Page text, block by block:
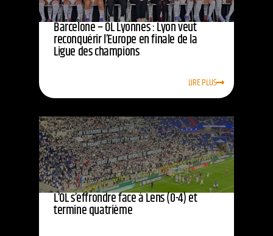
Barcelone – OL Lyonnes : Lyon veut
reconquérir l’Europe en finale de la
Ligue des champions
LIRE PLUS
L’OL s’effrondre face à Lens (0-4) et
termine quatrième